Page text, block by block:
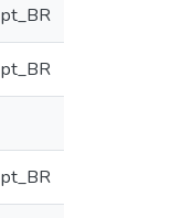
pt_BR
pt_BR
pt_BR